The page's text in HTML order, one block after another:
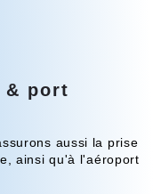
& port
aussi la prise
ainsi qu'à l'aéroport